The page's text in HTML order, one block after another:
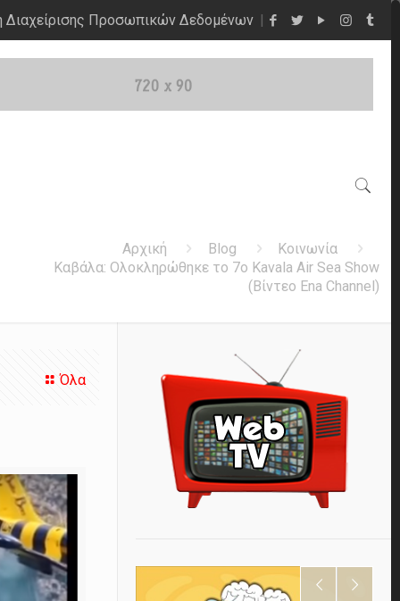
Διαχείρισης Προσωπικών Δεδομένων
Αρχική Blog
Κοινωνία
Καβάλα: Ολοκληρώθηκε το 7ο Kavala Air Sea Show
(Βίντεο Ena Channel)
Όλα